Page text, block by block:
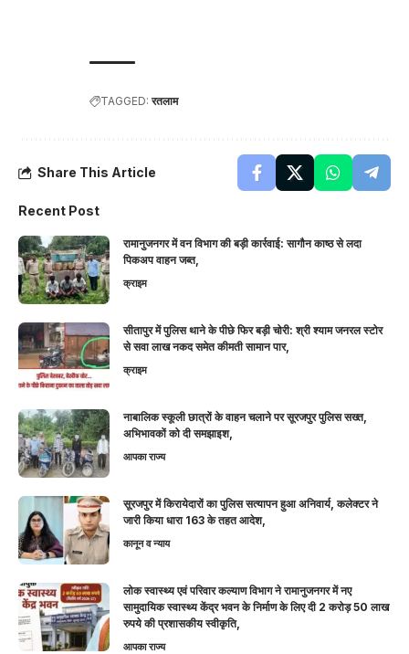
TAGGED: रतलाम
Share This Article
Recent Post
रामानुजनगर में वन विभाग की बड़ी कार्रवाई: सागौन काष्ठ से लदा
पिकअप वाहन जब्त,
क्राइम
सीतापुर में पुलिस थाने के पीछे फिर बड़ी चोरी: श्री श्याम जनरल स्टोर
से सवा लाख नकद समेत कीमती सामान पार,
क्राइम
नाबालिक स्कूली छात्रों के वाहन चलाने पर सूरजपुर पुलिस सख्त,
अभिभावकों को दी समझाइश,
आपका राज्य
सूरजपुर में किरायेदारों का पुलिस सत्यापन हुआ अनिवार्य, कलेक्टर ने
जारी किया धारा 163 के तहत आदेश,
कानून व न्याय
लोक स्वास्थ्य एवं परिवार कल्याण विभाग ने रामानुजनगर में नए
सामुदायिक स्वास्थ्य केंद्र भवन के निर्माण के लिए दी 2 करोड़ 50 लाख
रुपये की प्रशासकीय स्वीकृति,
आपका राज्य